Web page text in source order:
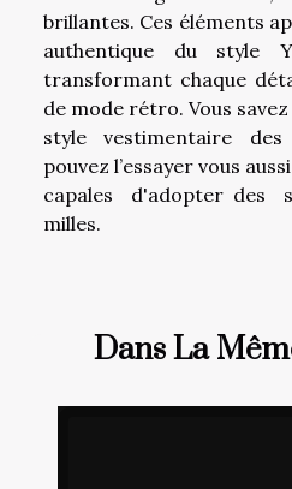
brillantes. Ces éléments
authentique du style
transformant chaque
de mode rétro. Vous
style vestimentaire
pouvez l’essayer vous
capales d'adopter des
milles.
Dans La